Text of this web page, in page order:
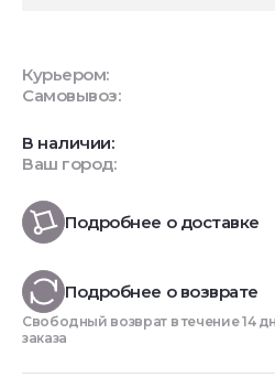
Курьером:
Самовывоз:
В наличии:
Ваш город:
Подробнее о доставке
Подробнее о возврате
Свободный возврат в течение 14
заказа